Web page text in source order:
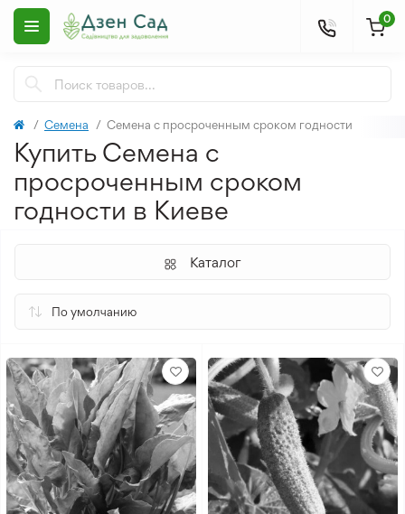
0
Семена Семена с просроченным сроком годности
Купить Семена с
просроченным сроком
годности в Киеве
Каталог